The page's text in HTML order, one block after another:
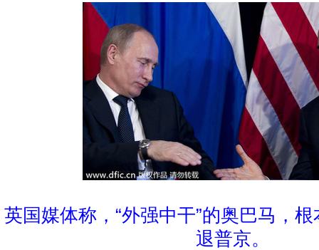
英国媒体称，“外强中干”的奥巴马，
退普京。